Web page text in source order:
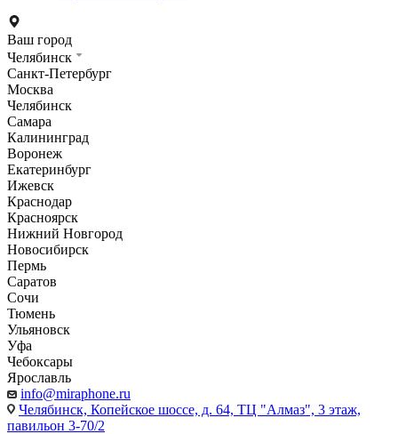
Ваш город
Челябинск
Санкт-Петербург
Москва
Челябинск
Самара
Калининград
Воронеж
Екатеринбург
Ижевск
Краснодар
Красноярск
Нижний Новгород
Новосибирск
Пермь
Саратов
Сочи
Тюмень
Ульяновск
Уфа
Чебоксары
Ярославль
info@miraphone.ru
Челябинск, Копейское шоссе, д. 64, ТЦ "Алмаз", 3 этаж,
павильон 3-70/2